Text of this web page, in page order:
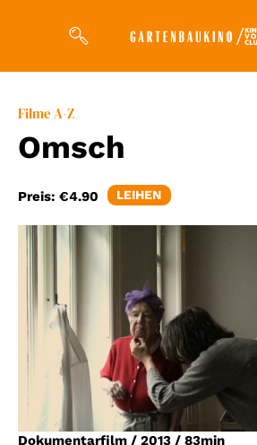
Magazin
Kuratierungen
Events
So geht’s
Filmpakete
Gutscheine
& Filmpässe
Account
Filme A-Z
Omsch
Preis: €4.90 LEIHEN
Dokumentarfilm / 2013 / 83min